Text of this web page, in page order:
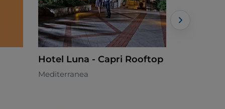
Hotel Luna - Capri Rooftop
Mediterranea